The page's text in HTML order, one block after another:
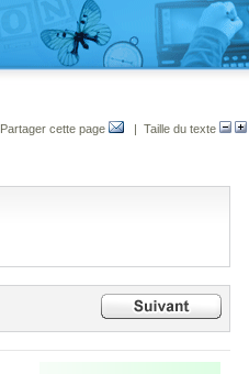
Partager cette page | Taille du texte